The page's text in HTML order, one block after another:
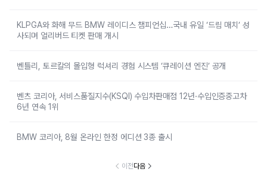
KLPGA와 화해 무드 BMW 레이디스 챔피언십…국내 유일 ‘드림 매치’ 성
사되며 얼리버드 티켓 판매 개시
벤틀리, 토르칼의 몰입형 럭셔리 경험 시스템 ‘큐레이션 엔진’ 공개
벤츠 코리아, 서비스품질지수(KSQI) 수입차판매점 12년·수입인증중고차
6년 연속 1위
BMW 코리아, 8월 온라인 한정 에디션 3종 출시
이전다음